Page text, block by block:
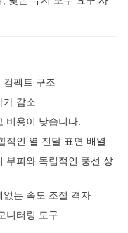
컴팩트 구조
가 감소
비용이 낮습니다.
적인 열 전달 표면 배열
부피와 독립적인 풍선 상
없는 속도 조절 격자
니터링 도구